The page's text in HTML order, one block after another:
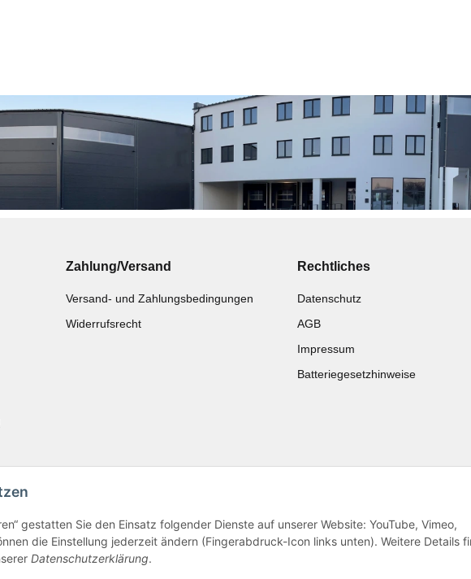
gestatten Sie den Einsatz folgender Dienste auf unserer Website: YouTube, Vimeo,
die Einstellung jederzeit ändern (Fingerabdruck-Icon links unten). Weitere Details
Datenschutzerklärung.
Zahlung/Versand
Versand- und Zahlungsbedingungen
Widerrufsrecht
Rechtliches
Datenschutz
AGB
Impressum
Batteriegesetzhinweise
Zur Schnellbestellung Preisliste anschauen